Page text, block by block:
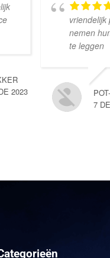
2023
vriendelijk
nemen
te leggen
7